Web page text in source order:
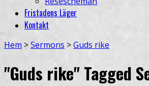
Fristadens Läger
Kontakt
Hem >Sermons >Guds rike
"Guds rike" Tagged